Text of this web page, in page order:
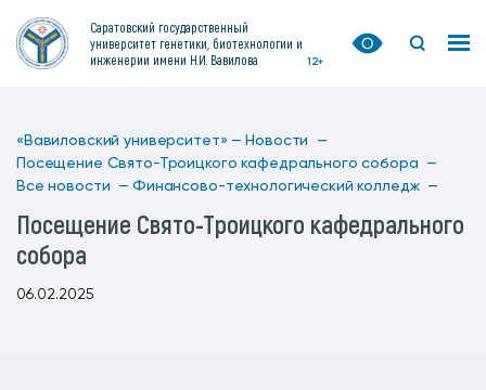
Саратовский государственный
университет генетики, биотехнологии и
инженерии имени Н.И. Вавилова
12+
«Вавиловский университет» — Новости —
Посещение Свято-Троицкого кафедрального собора —
Все новости — Финансово-технологический колледж —
Посещение Свято-Троицкого кафедрального
собора
06.02.2025